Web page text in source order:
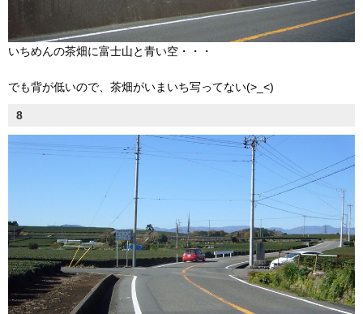
いちめんの茶畑に富士山と青い空・・・
でも背が低いので、茶畑がいまいち写ってない(>_<)
8